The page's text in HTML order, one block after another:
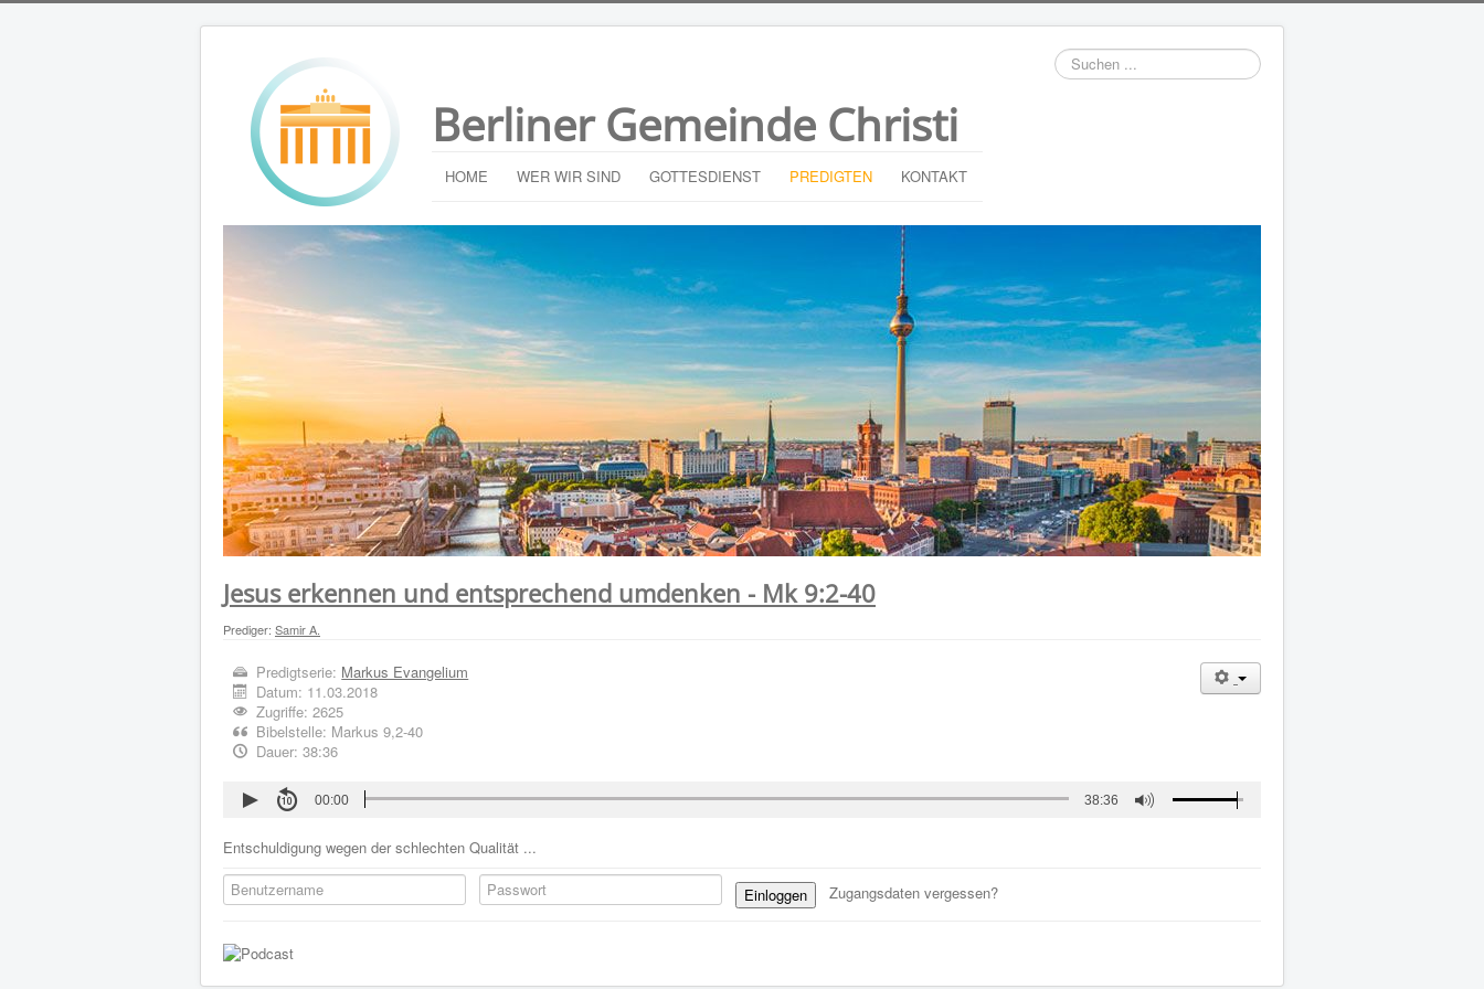
Berliner Gemeinde Christi
Suchen
...
HOME WER WIR SIND GOTTESDIENST PREDIGTEN KONTAKT
Jesus erkennen und entsprechend umdenken - Mk 9:2-40
Prediger: Samir A.
Predigtserie: Markus Evangelium
Datum: 11.03.2018
Zugriffe: 2625
Bibelstelle: Markus 9,2-40
Dauer: 38:36
00:00 38:36
Entschuldigung wegen der schlechten Qualität ...
Einloggen Zugangsdaten vergessen?